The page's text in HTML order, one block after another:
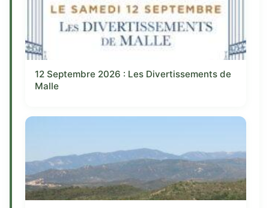
12 Septembre 2026 : Les Divertissements de
Malle